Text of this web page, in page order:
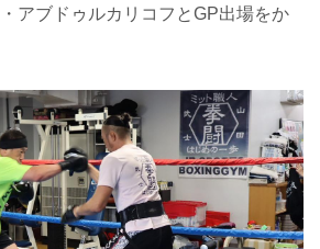
アブドゥルカリコフとGP出場をか